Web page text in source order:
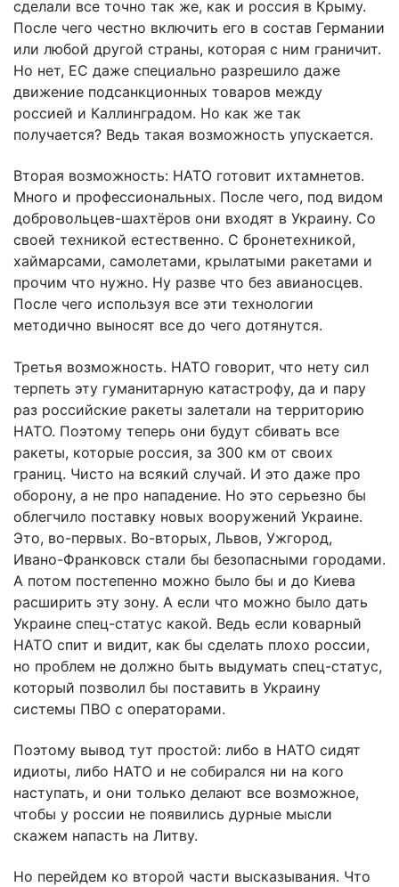
сделали все точно так же, как и россия в Крыму.
После чего честно включить его в состав Германии
или любой другой страны, которая с ним граничит.
Но нет, ЕС даже специально разрешило даже
движение подсанкционных товаров между
россией и Каллинградом. Но как же так
получается? Ведь такая возможность упускается.
Вторая возможность: НАТО готовит ихтамнетов.
Много и профессиональных. После чего, под видом
добровольцев-шахтёров они входят в Украину. Со
своей техникой естественно. С бронетехникой,
хаймарсами, самолетами, крылатыми ракетами и
прочим что нужно. Ну разве что без авианосцев.
После чего используя все эти технологии
методично выносят все до чего дотянутся.
Третья возможность. НАТО говорит, что нету сил
терпеть эту гуманитарную катастрофу, да и пару
раз российские ракеты залетали на территорию
НАТО. Поэтому теперь они будут сбивать все
ракеты, которые россия, за 300 км от своих
границ. Чисто на всякий случай. И это даже про
оборону, а не про нападение. Но это серьезно бы
облегчило поставку новых вооружений Украине.
Это, во-первых. Во-вторых, Львов, Ужгород,
Ивано-Франковск стали бы безопасными городами.
А потом постепенно можно было бы и до Киева
расширить эту зону. А если что можно было дать
Украине спец-статус какой. Ведь если коварный
НАТО спит и видит, как бы сделать плохо россии,
но проблем не должно быть выдумать спец-статус,
который позволил бы поставить в Украину
системы ПВО с операторами.
Поэтому вывод тут простой: либо в НАТО сидят
идиоты, либо НАТО и не собирался ни на кого
наступать, и они только делают все возможное,
чтобы у россии не появились дурные мысли
скажем напасть на Литву.
Но перейдем ко второй части высказывания. Что